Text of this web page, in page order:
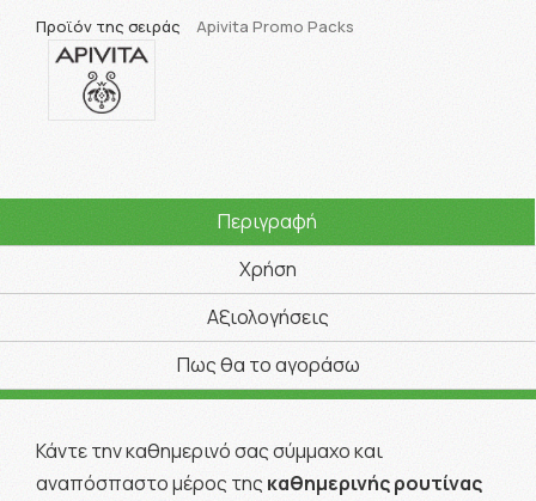
Προϊόν της σειράς Apivita Promo Packs
Περιγραφή
Χρήση
Αξιολογήσεις
Πως θα το αγοράσω
Κάντε την καθημερινό σας σύμμαχο και
αναπόσπαστο μέρος της καθημερινής ρουτίνας